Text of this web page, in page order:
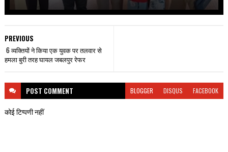
PREVIOUS
6 व्यक्तियों ने किया एक युवक पर तलवार से
हमला बुरी तरह घायल जबलपुर रेफर
POST COMMENT BLOGGER DISQUS FACEBOOK
कोई टिप्पणी नहीं